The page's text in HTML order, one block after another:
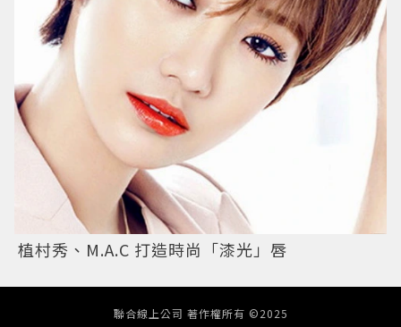
植村秀、M.A.C 打造時尚「漆光」唇
聯合線上公司 著作權所有 ©2025